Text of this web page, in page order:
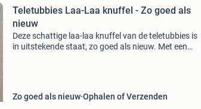
Teletubbies Laa-Laa knuffel - Zo goed als
nieuw
Deze schattige laa-laa knuffel van de teletubbies is
in uitstekende staat, zo goed als nieuw. Met een
Zo goed als nieuw Ophalen of Verzenden